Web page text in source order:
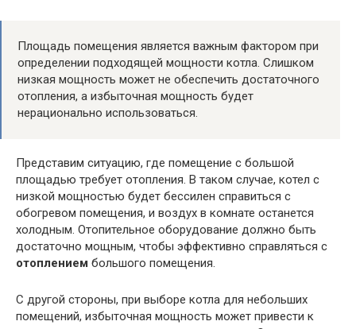
Площадь помещения является важным фактором при
определении подходящей мощности котла. Слишком
низкая мощность может не обеспечить достаточного
отопления, а избыточная мощность будет
нерационально использоваться.
Представим ситуацию, где помещение с большой
площадью требует отопления. В таком случае, котел с
низкой мощностью будет бессилен справиться с
обогревом помещения, и воздух в комнате останется
холодным. Отопительное оборудование должно быть
достаточно мощным, чтобы эффективно справляться с
отоплением большого помещения.
С другой стороны, при выборе котла для небольших
помещений, избыточная мощность может привести к